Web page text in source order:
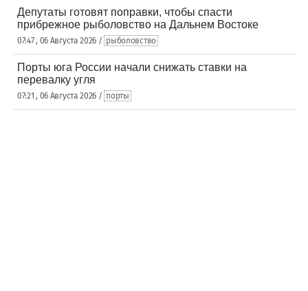
Депутаты готовят поправки, чтобы спасти
прибрежное рыболовство на Дальнем Востоке
07:47 , 06 Августа 2026 / рыболовство
Порты юга России начали снижать ставки на
перевалку угля
07:21 , 06 Августа 2026 / порты